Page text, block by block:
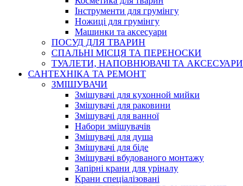
Інструменти для грумінгу
Ножиці для грумінгу
Машинки та аксесуари
ПОСУД ДЛЯ ТВАРИН
СПАЛЬНІ МІСЦЯ ТА ПЕРЕНОСКИ
ТУАЛЕТИ, НАПОВНЮВАЧІ ТА АКСЕСУАРИ
САНТЕХНІКА ТА РЕМОНТ
ЗМІШУВАЧИ
Змішувачі для кухонной мийки
Змішувачі для раковини
Змішувачі для ванної
Набори змішувачів
Змішувачі для душа
Змішувачі для біде
Змішувачі вбудованого монтажу
Запірні крани для уріналу
Крани спеціалізовані